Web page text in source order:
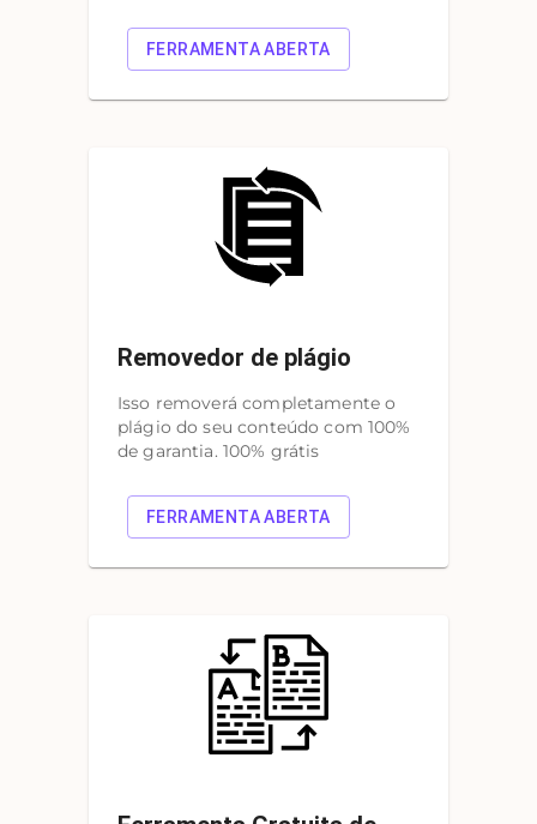
FERRAMENTA ABERTA
Removedor de plágio
Isso removerá completamente o
plágio do seu conteúdo com 100%
de garantia. 100% grátis
FERRAMENTA ABERTA